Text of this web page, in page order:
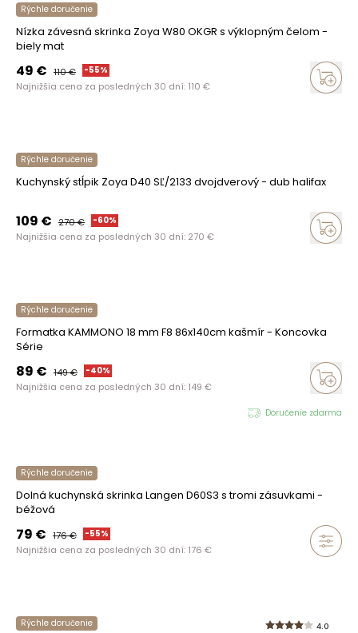
Rýchle doručenie
Nízka závesná skrinka Zoya W80 OKGR s výklopným čelom -
biely mat
49 € 110€ -55%
Najnižšia cena za posledných 30 dní: 110 €
Rýchle doručenie
Kuchynský stĺpik Zoya D40 SĽ/2133 dvojdverový - dub halifax
109 € 270€ -60%
Najnižšia cena za posledných 30 dní: 270 €
Rýchle doručenie
Formatka KAMMONO 18 mm F8 86x140cm kašmír - Koncovka
Série
89 € 149€ -40%
Najnižšia cena za posledných 30 dní: 149 €
Doručenie zdarma
Rýchle doručenie
Dolná kuchynská skrinka Langen D60S3 s tromi zásuvkami -
béžová
79 € 176€ -55%
Najnižšia cena za posledných 30 dní: 176 €
Rýchle doručenie 4.0